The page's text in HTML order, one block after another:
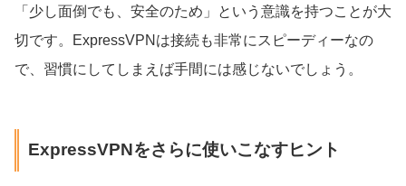
「少し面倒でも、安全のため」という意識を持つことが大
切です。ExpressVPNは接続も非常にスピーディーなの
で、習慣にしてしまえば手間には感じないでしょう。
ExpressVPNをさらに使いこなすヒント